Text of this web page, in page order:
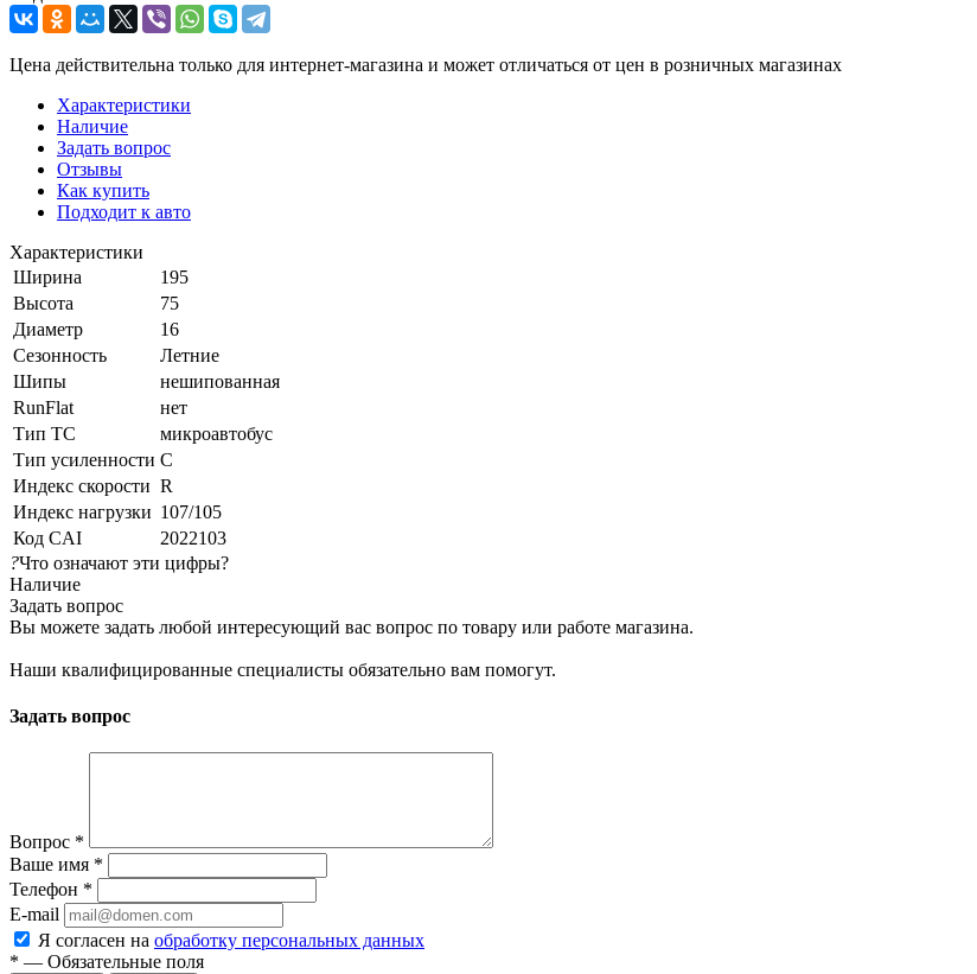
Цена действительна только для интернет-магазина и может отличаться от цен в розничных магазинах
Характеристики
Наличие
Задать вопрос
Отзывы
Как купить
Подходит к авто
Характеристики
Ширина
195
Высота
75
Диаметр
16
Сезонность
Летние
Шипы
нешипованная
RunFlat
нет
Тип ТС
микроавтобус
Тип усиленности C
Индекс скорости R
Индекс нагрузки 107/105
Код CAI
2022103
?Что означают эти цифры?
Наличие
Задать вопрос
Вы можете задать любой интересующий вас вопрос по товару или работе магазина.
Наши квалифицированные специалисты обязательно вам помогут.
Задать вопрос
Вопрос *
Ваше имя *
Телефон *
E-mail
Я согласен на обработку персональных данных
* — Обязательные поля